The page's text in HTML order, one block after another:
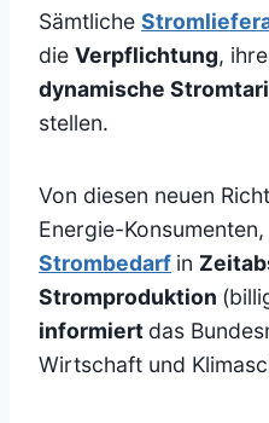
Sämtliche
die Verpflichtung,
dynamische
stellen.
Von diesen neuen
Energie-
Strombedarf in
Stromproduktion
informiert das
Wirtschaft und